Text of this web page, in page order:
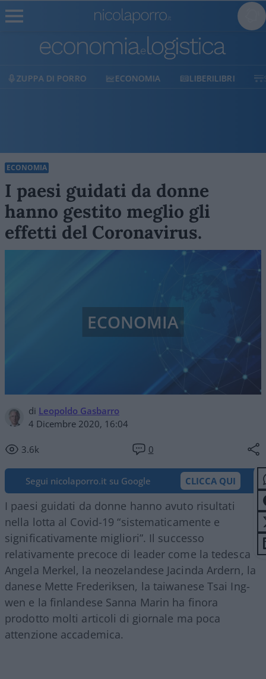
ECONOMIA LIBERILIBRI SHOP SOSTIENICI
ECONOMIA
I paesi guidati da donne
hanno gestito meglio gli
effetti del Coronavirus.
di Leopoldo Gasbarro
4 Dicembre 2020, 16:04
3.6k 0
ECONOMIA
Segui nicolaporro.it su Google CLICCA QUI
I paesi guidati da donne hanno avuto risultati
nella lotta al Covid-19 “sistematicamente e
significativamente migliori”. Il successo
relativamente precoce di leader come la tedesca
Angela Merkel, la neozelandese Jacinda Ardern, la
danese Mette Frederiksen, la taiwanese Tsai Ing-
wen e la finlandese Sanna Marin ha finora
prodotto molti articoli di giornale ma poca
attenzione accademica.